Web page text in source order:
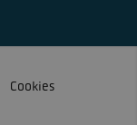
Cookies